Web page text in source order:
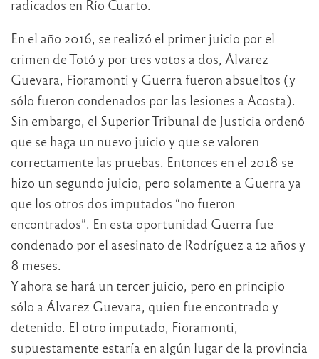
radicados en Río Cuarto.
En el año 2016, se realizó el primer juicio por el
crimen de Totó y por tres votos a dos, Álvarez
Guevara, Fioramonti y Guerra fueron absueltos (y
sólo fueron condenados por las lesiones a Acosta).
Sin embargo, el Superior Tribunal de Justicia ordenó
que se haga un nuevo juicio y que se valoren
correctamente las pruebas. Entonces en el 2018 se
hizo un segundo juicio, pero solamente a Guerra ya
que los otros dos imputados “no fueron
encontrados”. En esta oportunidad Guerra fue
condenado por el asesinato de Rodríguez a 12 años y
8 meses.
Y ahora se hará un tercer juicio, pero en principio
sólo a Álvarez Guevara, quien fue encontrado y
detenido. El otro imputado, Fioramonti,
supuestamente estaría en algún lugar de la provincia